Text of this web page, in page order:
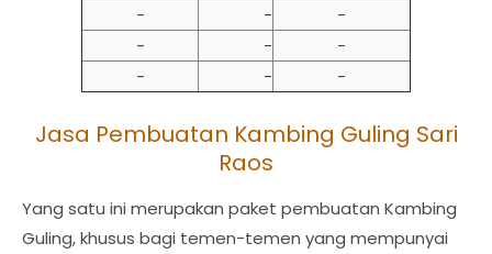
-
-
-
-
-
-
-
- -
Jasa Pembuatan Kambing Guling Sari
Raos
Yang satu ini merupakan paket pembuatan Kambing
Guling, khusus bagi temen-temen yang mempunyai